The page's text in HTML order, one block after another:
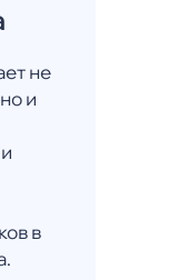
не
и
в